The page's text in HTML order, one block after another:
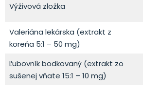
Výživová zložka
Valeriána lekárska (extrakt z
koreňa 5:1 – 50 mg)
Ľubovník bodkovaný (extrakt zo
sušenej vňate 15:1 – 10 mg)